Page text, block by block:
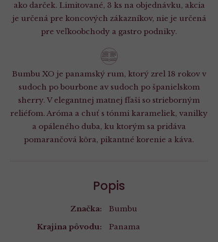
ako darček. Limitované, 3 ks na objednávku, akcia
je určená pre koncových zákazníkov, nie je určená
pre veľkoobchody a gastro podniky.
Bumbu XO je panamský rum, ktorý zrel 18 rokov v
sudoch po bourbone av sudoch po španielskom
sherry. V elegantnej matnej fľaši so strieborným
reliéfom. Aróma a chuť s tónmi karameliek, vanilky
a opáleného duba, ku ktorým sa pridáva
pomarančová kôra, pikantné korenie a káva.
Popis
Značka:
Bumbu
Krajina pôvodu:
Panama